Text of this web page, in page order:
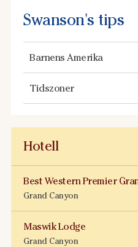
Swanson's tips
Barnens Amerika
Tidszoner
Hotell
Best Western Premier
Grand Canyon
Maswik Lodge
Grand Canyon